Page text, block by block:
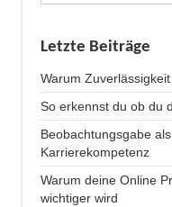
Letzte Beiträge
Warum
So erkennst du ob du
Beobachtungsgabe
Karrierekompetenz
Warum deine Online
wichtiger wird